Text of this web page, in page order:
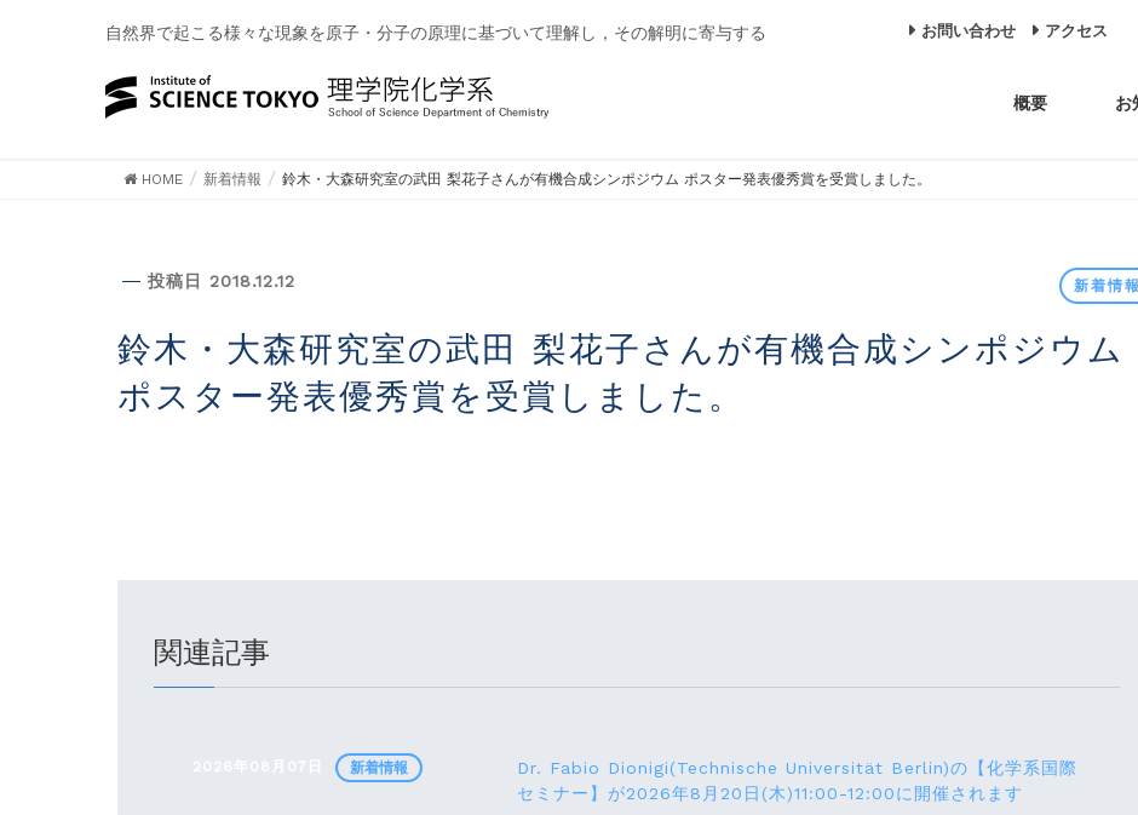
自然界で起こる様々な現象を原子・分子の原理に基づいて理解し，その解明に寄与する お問い合わせ アクセス
概要 お
HOME 新着情報 鈴木・大森研究室の武田 梨花子さんが有機合成シンポジウム ポスター発表優秀賞を受賞しました。
投稿日 2018.12.12 新着情報
鈴木・大森研究室の武田 梨花子さんが有機合成シンポジウム
ポスター発表優秀賞を受賞しました。
関連記事
2026年08月07日
Dr. Fabio Dionigi(Technische Universität Berlin)の【化学系国際
セミナー】が2026年8⽉20⽇(⽊)11:00-12:00に開催されます
新着情報